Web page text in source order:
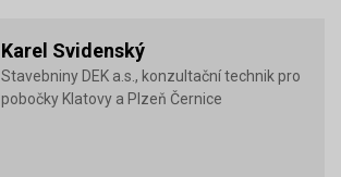
Karel Svidenský
Stavebniny DEK a.s., konzultační technik pro
pobočky Klatovy a Plzeň Černice